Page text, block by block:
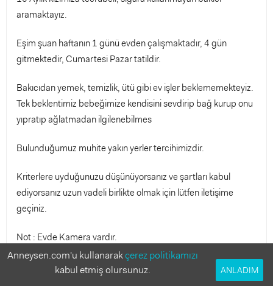
aramaktayız.
Eşim şuan haftanın 1 günü evden çalışmaktadır, 4 gün
gitmektedir, Cumartesi Pazar tatildir.
Bakıcıdan yemek, temizlik, ütü gibi ev işler beklememekteyiz.
Tek beklentimiz bebeğimize kendisini sevdirip bağ kurup onu
yıpratıp ağlatmadan ilgilenebilmes
Bulunduğumuz muhite yakın yerler tercihimizdir.
Kriterlere uyduğunuzu düşünüyorsanız ve şartları kabul
ediyorsanız uzun vadeli birlikte olmak için lütfen iletişime
geçiniz.
Not : Evde Kamera vardır.
Sigorta yapmıyoruz.
Anneysen.com'u kullanarakçerez politikamızı
kabul etmiş olursunuz.
ANLADIM